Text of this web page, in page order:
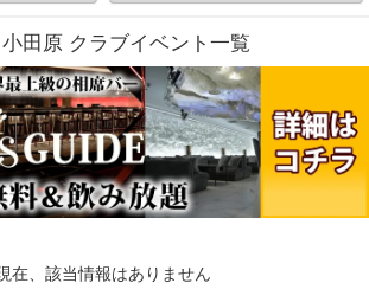
田原 クラブイベント一覧
在、該当情報はありません